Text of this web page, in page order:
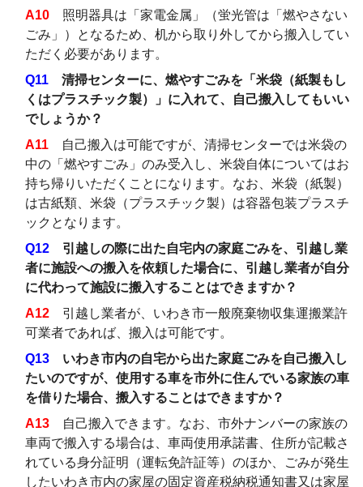
A10
照明器具は「家電金属」（蛍光管は「燃やさない
ごみ」）となるため、机から取り外してから搬入してい
ただく必要があります。
Q11 清掃センターに、燃やすごみを「米袋（紙製もし
くはプラスチック製）」に入れて、自己搬入してもいい
でしょうか？
A11
自己搬入は可能ですが、清掃センターでは米袋の
中の「燃やすごみ」のみ受入し、米袋自体についてはお
持ち帰りいただくことになります。なお、米袋（紙製）
は古紙類、米袋（プラスチック製）は容器包装プラスチ
ックとなります。
Q12 引越しの際に出た自宅内の家庭ごみを、引越し業
者に施設への搬入を依頼した場合に、引越し業者が自分
に代わって施設に搬入することはできますか？
A12 引越し業者が、いわき市一般廃棄物収集運搬業許
可業者であれば、搬入は可能です。
Q13
いわき市内の自宅から出た家庭ごみを自己搬入し
たいのですが、使用する車を市外に住んでいる家族の車
を借りた場合、搬入することはできますか？
A13
自己搬入できます。なお、市外ナンバーの家族の
車両で搬入する場合は、車両使用承諾書、住所が記載さ
れている身分証明（運転免許証等）のほか、ごみが発生
したいわき市内の家屋の固定資産税納税通知書又は家屋